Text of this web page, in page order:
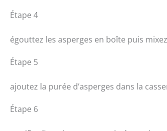
Étape 4
égouttez les asperges en boîte puis
Étape 5
ajoutez la purée d’asperges dans la
Étape 6